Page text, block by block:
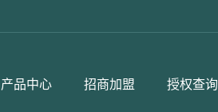
产品中心 招商加盟 授权查询